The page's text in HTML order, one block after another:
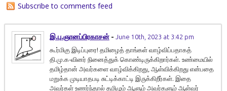
Subscribe to comments feed
இ.பு.ஞானப்பிரகாசன் - June 10th, 2023 at 3:42 pm
கூர்மிகு இடிப்புரை! தமிழைத் தாங்கள் வாழ்விப்பதாகத்
தி.மு.க-வினர் நினைத்துக் கொண்டிருக்கிறார்கள். உண்மையில்
தமிழ்தான் அவர்களை வாழ்விக்கிறது, ஆள்விக்கிறது என்பதை
மறுக்க முடியாதபடி சுட்டிக்காட்டி இருக்கிறீர்கள். இதை
அவர்கள் உணர்ந்தால் தமிழும் ஆளும் அவர்களும் ஆள்வர்